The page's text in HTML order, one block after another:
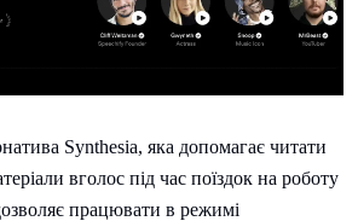
Synthesia, яка допомагає читати
вголос під час поїздок на роботу
працювати в режимі